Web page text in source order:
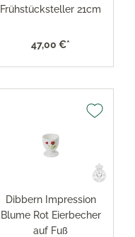
Frühstücksteller 21cm
47,00 €*
Dibbern Impression
Blume Rot Eierbecher
auf Fuß